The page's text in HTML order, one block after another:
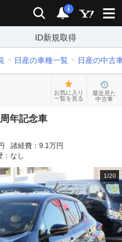
検索 通知
i
ID新規取得
日産の車種一覧 日産の中古
お気に入り
一覧を見る
最近見た
中古車
年記念車
諸経費： 9.1万円
なし
1/20